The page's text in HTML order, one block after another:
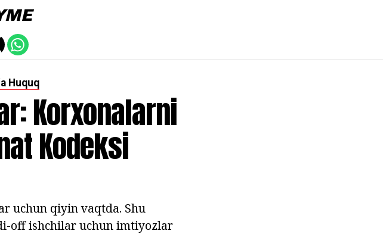
Huquq
Korxonalarni
Kodeksi
uchun qiyin vaqtda. Shu
off ishchilar uchun imtiyozlar